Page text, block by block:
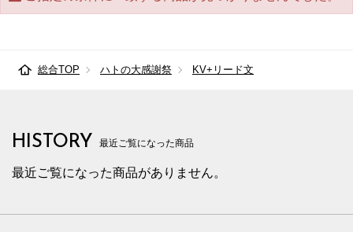
総合TOP ハトの大感謝祭 KV+リード文
HISTORY 最近ご覧になった商品
最近ご覧になった商品がありません。